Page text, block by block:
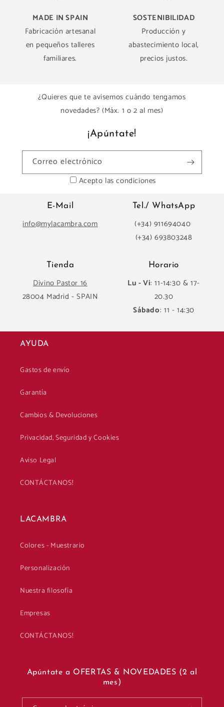
MADE IN SPAIN
Fabricación artesanal
en pequeños talleres
familiares.
SOSTENIBILIDAD
Producción y
abastecimiento local,
precios justos.
¿Quieres que te avisemos cuándo tengamos
novedades? (Máx. 1 o 2 al mes)
¡Apúntate!
Correo electrónico
Acepto las condiciones
E-Mail
info@mylacambra.com
Tel./ WhatsApp
(+34) 911694040
(+34) 693803248
Tienda
Divino Pastor 16
28004 Madrid - SPAIN
Horario
Lu - Vi: 11-14:30 & 17-
20.30
Sábado: 11 - 14:30
AYUDA
Gastos de envío
Garantía
Cambios & Devoluciones
Privacidad, Seguridad y Cookies
Aviso Legal
CONTÁCTANOS!
LACAMBRA
Colores - Muestrario
Personalización
Nuestra filosofía
Empresas
CONTÁCTANOS!
Apúntate a OFERTAS & NOVEDADES (2 al
mes)